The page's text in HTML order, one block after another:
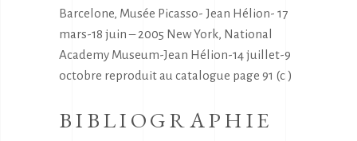
Barcelone, Musée Picasso- Jean Hélion- 17
mars-18 juin – 2005 New York, National
Academy Museum-Jean Hélion-14 juillet-9
octobre reproduit au catalogue page 91 (c )
BIBLIOGRAPHIE